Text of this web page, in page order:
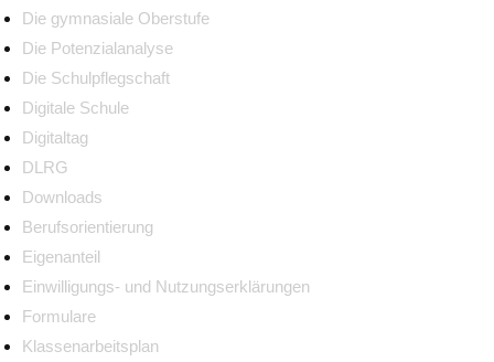
Die gymnasiale Oberstufe
Die Potenzialanalyse
Die Schulpflegschaft
Digitale Schule
Digitaltag
DLRG
Downloads
Berufsorientierung
Eigenanteil
Einwilligungs- und Nutzungserklärungen
Formulare
Klassenarbeitsplan